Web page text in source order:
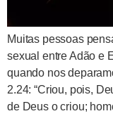
Muitas pessoas
sexual entre Adão e
quando nos
2.24: “Criou, pois,
de Deus o criou;